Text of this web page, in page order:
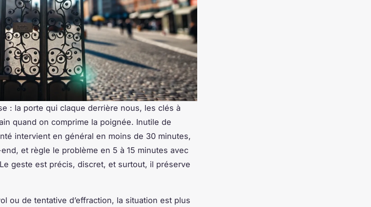
: la porte qui claque derrière nous, les clés à
quand on comprime la poignée. Inutile de
intervient en général en moins de 30 minutes,
et règle le problème en 5 à 15 minutes avec
geste est précis, discret, et surtout, il préserve
ou de tentative d’effraction, la situation est plus